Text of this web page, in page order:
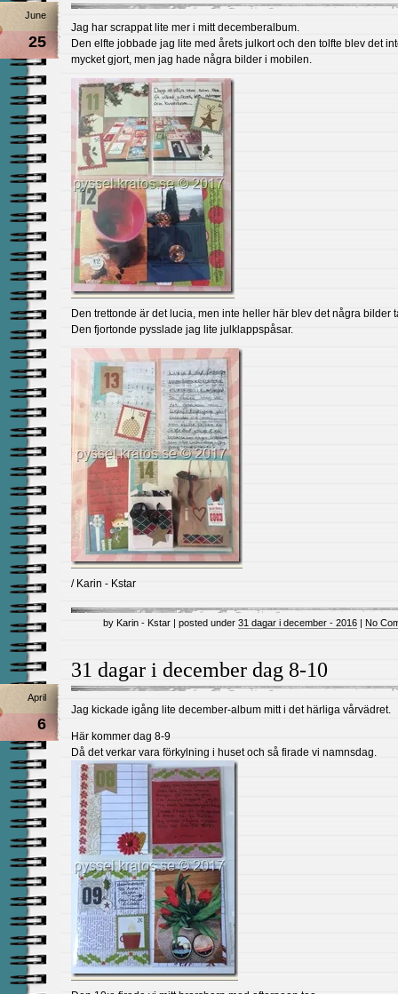
June
25
Jag har scrappat lite mer i mitt decemberalbum.
Den elfte jobbade jag lite med årets julkort och den tolfte blev det
mycket gjort, men jag hade några bilder i mobilen.
Den trettonde är det lucia, men inte heller här blev det några bilder
Den fjortonde pysslade jag lite julklappspåsar.
/ Karin - Kstar
by Karin - Kstar | posted under 31 dagar i december - 2016 | No
31 dagar i december dag 8-10
April
6
Jag kickade igång lite december-album mitt i det härliga vårvädret.
Här kommer dag 8-9
Då det verkar vara förkylning i huset och så firade vi namnsdag.